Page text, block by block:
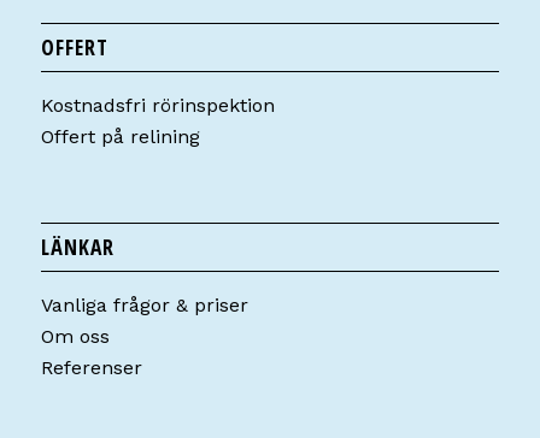
OFFERT
Kostnadsfri rörinspektion
Offert på relining
LÄNKAR
Vanliga frågor & priser
Om oss
Referenser